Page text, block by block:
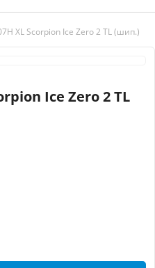
XL Scorpion Ice Zero 2 TL (шип.)
Ice Zero 2 TL